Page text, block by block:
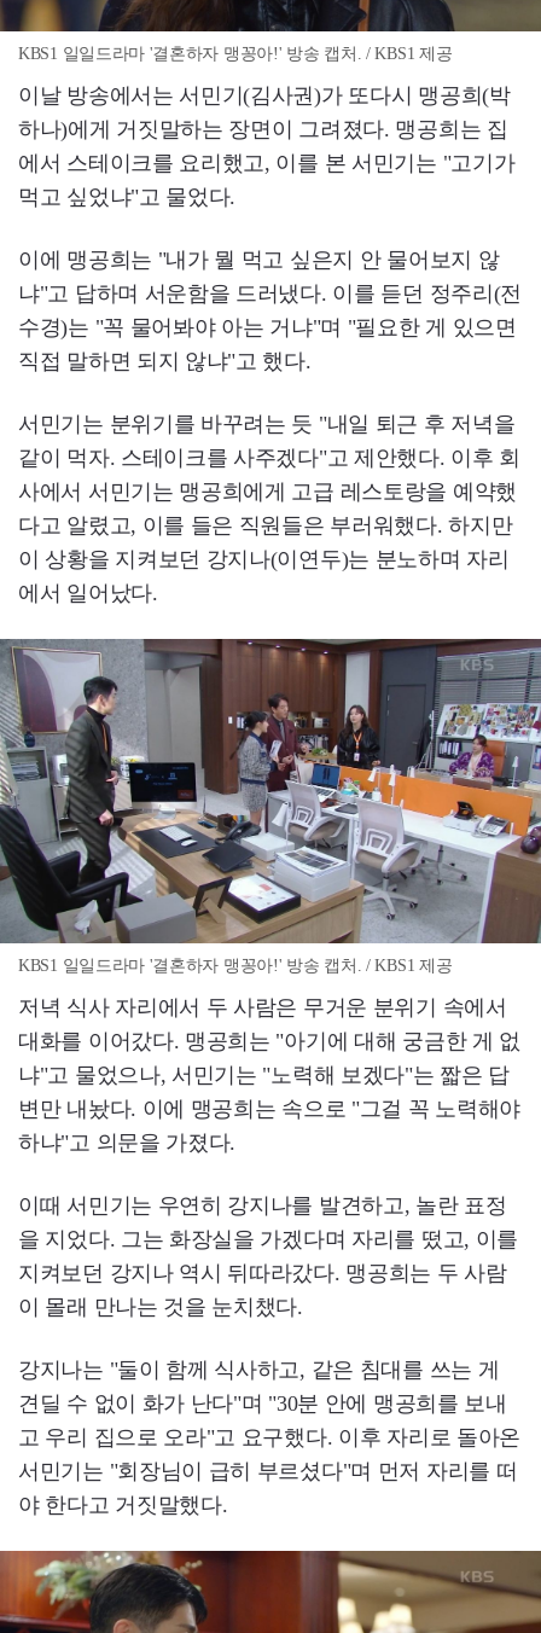
KBS1 일일드라마 '결혼하자 맹꽁아!' 방송 캡처. / KBS1 제공
이날 방송에서는 서민기(김사권)가 또다시 맹공희(박
하나)에게 거짓말하는 장면이 그려졌다. 맹공희는 집
에서 스테이크를 요리했고, 이를 본 서민기는 "고기가
먹고 싶었냐"고 물었다.
이에 맹공희는 "내가 뭘 먹고 싶은지 안 물어보지 않
냐"고 답하며 서운함을 드러냈다. 이를 듣던 정주리(전
수경)는 "꼭 물어봐야 아는 거냐"며 "필요한 게 있으면
직접 말하면 되지 않냐"고 했다.
서민기는 분위기를 바꾸려는 듯 "내일 퇴근 후 저녁을
같이 먹자. 스테이크를 사주겠다"고 제안했다. 이후 회
사에서 서민기는 맹공희에게 고급 레스토랑을 예약했
다고 알렸고, 이를 들은 직원들은 부러워했다. 하지만
이 상황을 지켜보던 강지나(이연두)는 분노하며 자리
에서 일어났다.
KBS1 일일드라마 '결혼하자 맹꽁아!' 방송 캡처. / KBS1 제공
저녁 식사 자리에서 두 사람은 무거운 분위기 속에서
대화를 이어갔다. 맹공희는 "아기에 대해 궁금한 게 없
냐"고 물었으나, 서민기는 "노력해 보겠다"는 짧은 답
변만 내놨다. 이에 맹공희는 속으로 "그걸 꼭 노력해야
하냐"고 의문을 가졌다.
이때 서민기는 우연히 강지나를 발견하고, 놀란 표정
을 지었다. 그는 화장실을 가겠다며 자리를 떴고, 이를
지켜보던 강지나 역시 뒤따라갔다. 맹공희는 두 사람
이 몰래 만나는 것을 눈치챘다.
강지나는 "둘이 함께 식사하고, 같은 침대를 쓰는 게
견딜 수 없이 화가 난다"며 "30분 안에 맹공희를 보내
고 우리 집으로 오라"고 요구했다. 이후 자리로 돌아온
서민기는 "회장님이 급히 부르셨다"며 먼저 자리를 떠
야 한다고 거짓말했다.